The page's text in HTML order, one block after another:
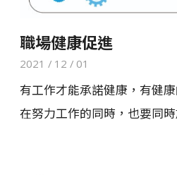
職場健康促進
2021 / 12 / 01
有工作才能承諾健康，有健
在努力工作的同時，也要同